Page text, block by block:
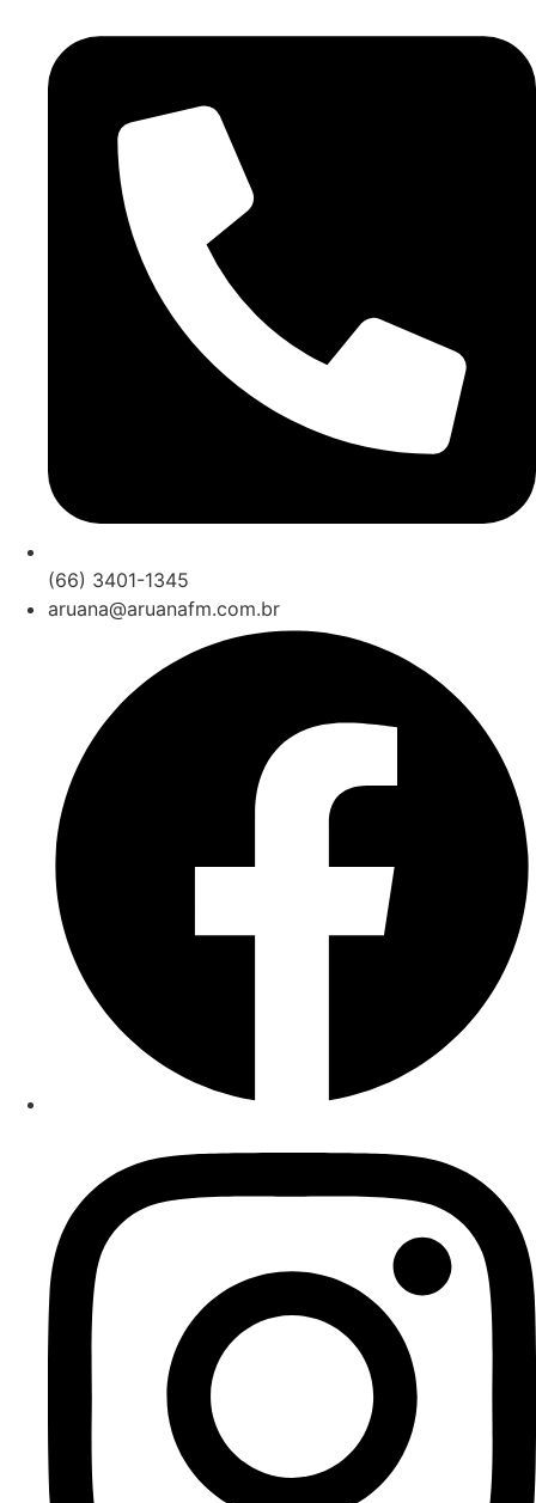
(66) 3401-1345
aruana@aruanafm.com.br